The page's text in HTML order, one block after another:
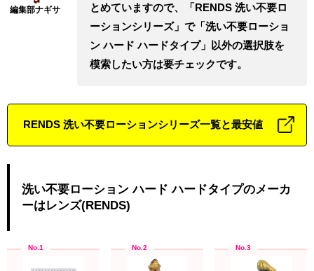
とめていますので、「RENDS 洗い不要ロ
ーションシリーズ」で「洗い不要ローショ
ン ハード ハードタイプ」以外の選択肢を
模索したい方は要チェックです。
RENDS 洗い不要ローションシリーズ一覧と最安値
洗い不要ローション ハード ハードタイプのメーカ
ーはレンズ(RENDS)